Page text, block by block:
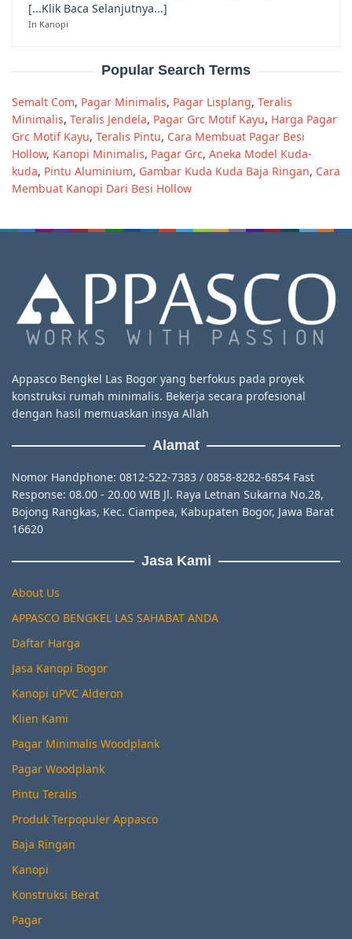
[...Klik Baca Selanjutnya...]
In Kanopi
Popular Search Terms
Semalt Com, Pagar Minimalis, Pagar Lisplang, Teralis
Minimalis, Teralis Jendela, Pagar Grc Motif Kayu, Harga Pagar
Grc Motif Kayu, Teralis Pintu, Cara Membuat Pagar Besi
Hollow, Kanopi Minimalis, Pagar Grc, Aneka Model Kuda-
kuda, Pintu Aluminium, Gambar Kuda Kuda Baja Ringan, Cara
Membuat Kanopi Dari Besi Hollow
Appasco Bengkel Las Bogor yang berfokus pada proyek
konstruksi rumah minimalis. Bekerja secara profesional
dengan hasil memuaskan insya Allah
Alamat
Nomor Handphone: 0812-522-7383 / 0858-8282-6854 Fast
Response: 08.00 - 20.00 WIB Jl. Raya Letnan Sukarna No.28,
Bojong Rangkas, Kec. Ciampea, Kabupaten Bogor, Jawa Barat
16620
Jasa Kami
About Us
APPASCO BENGKEL LAS SAHABAT ANDA
Daftar Harga
Jasa Kanopi Bogor
Kanopi uPVC Alderon
Klien Kami
Pagar Minimalis Woodplank
Pagar Woodplank
Pintu Teralis
Produk Terpopuler Appasco
Baja Ringan
Kanopi
Konstruksi Berat
Pagar